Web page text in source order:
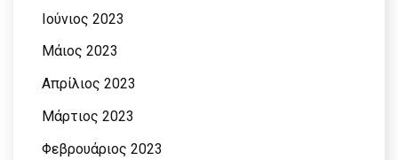
Ιούνιος 2023
Μάιος 2023
Απρίλιος 2023
Μάρτιος 2023
Φεβρουάριος 2023